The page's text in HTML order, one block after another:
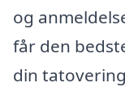
og
får den
din